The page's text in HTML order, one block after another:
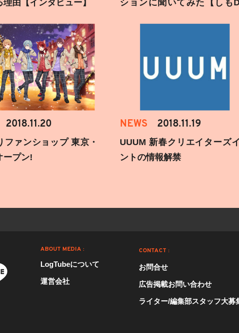
由【インタビュー】
ションに聞いてみた【しも
2018.11.20
ファンショップ 東京・
ープン!
NEWS 2018.11.19
UUUM 新春クリエイターズ
ントの情報解禁
ABOUT MEDIA :
LogTubeについて
運営会社
CONTACT :
お問合せ
広告掲載お問い合わせ
ライター/編集部スタッフ大募